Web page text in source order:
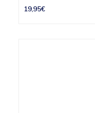
19,95€